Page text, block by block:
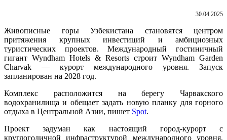
30.04.2025
Живописные горы Узбекистана становятся центром
притяжения крупных инвестиций и амбициозных
туристических проектов. Международный гостиничный
гигант Wyndham Hotels & Resorts строит Wyndham Garden
Charvak — курорт международного уровня. Запуск
запланирован на 2028 год.
Комплекс расположится на берегу Чарвакского
водохранилища и обещает задать новую планку для горного
отдыха в Центральной Азии, пишет Spot.
Проект задуман как настоящий город-курорт с
круглогодичной инфраструктурой международного уровня,